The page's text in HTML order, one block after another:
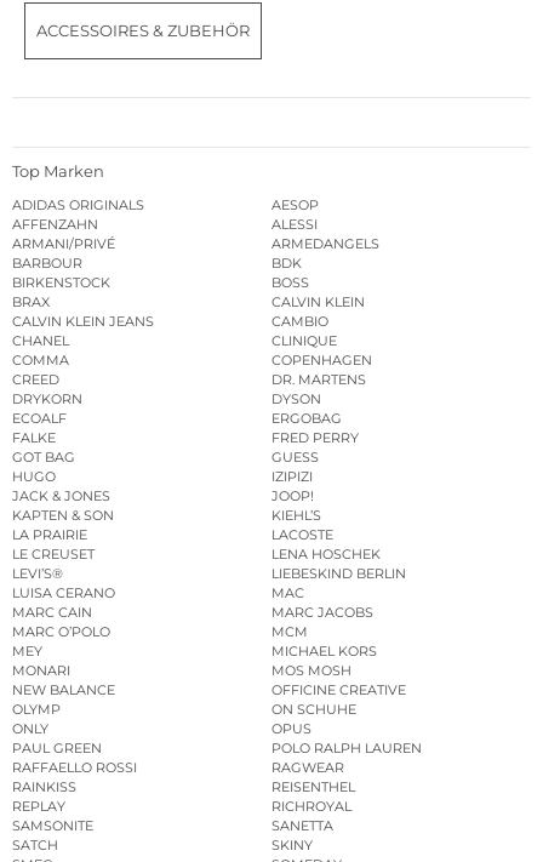
ACCESSOIRES & ZUBEHÖR
Top Marken
ADIDAS ORIGINALS
AESOP
AFFENZAHN
ALESSI
ARMANI/PRIVÉ
ARMEDANGELS
BARBOUR
BDK
BIRKENSTOCK
BOSS
BRAX
CALVIN KLEIN
CALVIN KLEIN JEANS
CAMBIO
CHANEL
CLINIQUE
COMMA
COPENHAGEN
CREED
DR. MARTENS
DRYKORN
DYSON
ECOALF
ERGOBAG
FALKE
FRED PERRY
GOT BAG
GUESS
HUGO
IZIPIZI
JACK & JONES
JOOP!
KAPTEN & SON
KIEHL’S
LA PRAIRIE
LACOSTE
LE CREUSET
LENA HOSCHEK
LEVI’S®
LIEBESKIND BERLIN
LUISA CERANO
MAC
MARC CAIN
MARC JACOBS
MARC O’POLO
MCM
MEY
MICHAEL KORS
MONARI
MOS MOSH
NEW BALANCE
OFFICINE CREATIVE
OLYMP
ON SCHUHE
ONLY
OPUS
PAUL GREEN
POLO RALPH LAUREN
RAFFAELLO ROSSI
RAGWEAR
RAINKISS
REISENTHEL
REPLAY
RICHROYAL
SAMSONITE
SANETTA
SATCH
SKINY